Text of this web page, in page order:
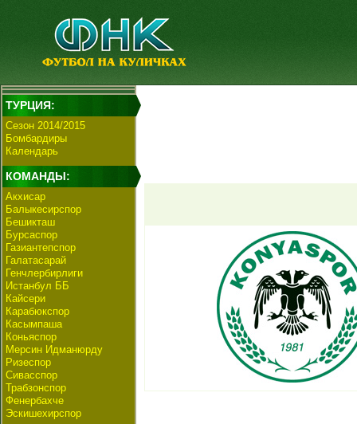
ТУРЦИЯ:
Сезон 2014/2015
Бомбардиры
Календарь
КОМАНДЫ:
Акхисар
Балыкесирспор
Бешикташ
Бурсаспор
Газиантепспор
Галатасарай
Генчлербирлиги
Истанбул ББ
Кайсери
Карабюкспор
Касымпаша
Коньяспор
Мерсин Идманюрду
Ризеспор
Сивасспор
Трабзонспор
Фенербахче
Эскишехирспор